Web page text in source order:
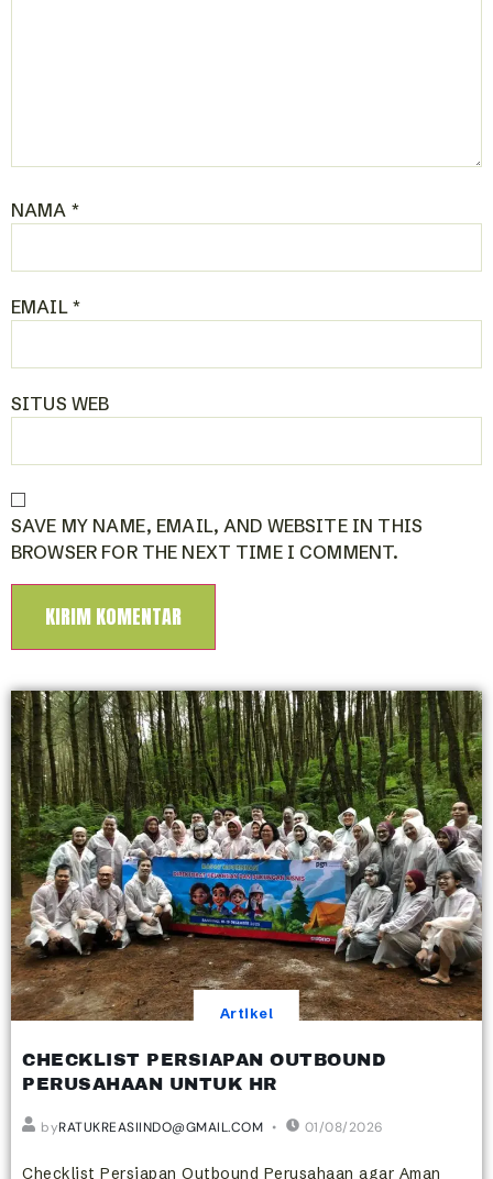
NAMA *
EMAIL *
SITUS WEB
SAVE MY NAME, EMAIL, AND WEBSITE IN THIS
BROWSER FOR THE NEXT TIME I COMMENT.
Artikel
CHECKLIST PERSIAPAN OUTBOUND
PERUSAHAAN UNTUK HR
byRATUKREASIINDO@GMAIL.COM 01/08/2026
Checklist Persiapan Outbound Perusahaan agar Aman